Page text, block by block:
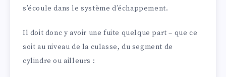
s’écoule dans le système d’échappement.
Il doit donc y avoir une fuite quelque part – que ce
soit au niveau de la culasse, du segment de
cylindre ou ailleurs :